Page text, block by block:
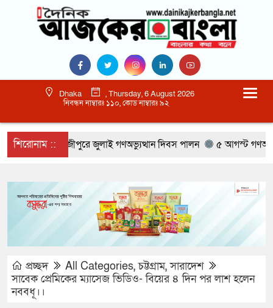
Dhaka
, Thursday, 6 August 2026
নিবন্ধন নাম্বারঃ ১১০, কোড নাম্বারঃ ৯২
শিরোনাম ::গাজীপুরে জুলাই গণঅভ্যুত্থান দিবস পালন ৫ আগস্ট গণঅভ্যুত্থান
প্রচ্ছদ All Categories,চট্টগ্রাম,সারাদেশ
সাবেক প্রেমিকের ম্যাসেজ ভিডিও- বিয়ের ৪ দিন পর লাশ হলেন
নববধূ।।